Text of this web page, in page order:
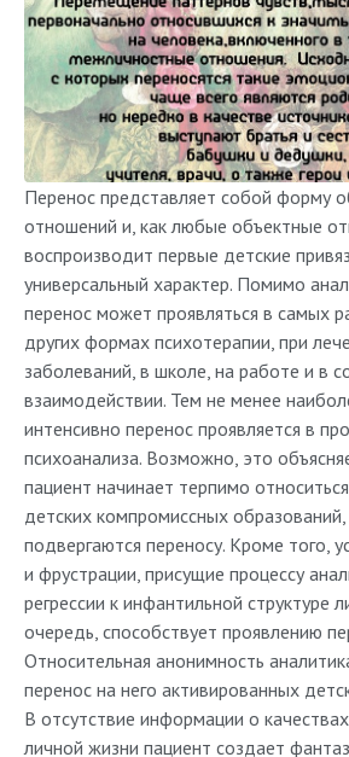
Перенос представляет собой форму
отношений и, как любые объектные
воспроизводит первые детские
универсальный характер. Помимо
перенос может проявляться в самых
других формах психотерапии, при
заболеваний, в школе, на работе и в
взаимодействии. Тем не менее
интенсивно перенос проявляется в
психоанализа. Возможно, это
пациент начинает терпимо
детских компромиссных
подвергаются переносу. Кроме того,
и фрустрации, присущие процессу
регрессии к инфантильной структуре
очередь, способствует проявлению
Относительная анонимность
перенос на него активированных
В отсутствие информации о
личной жизни пациент создает